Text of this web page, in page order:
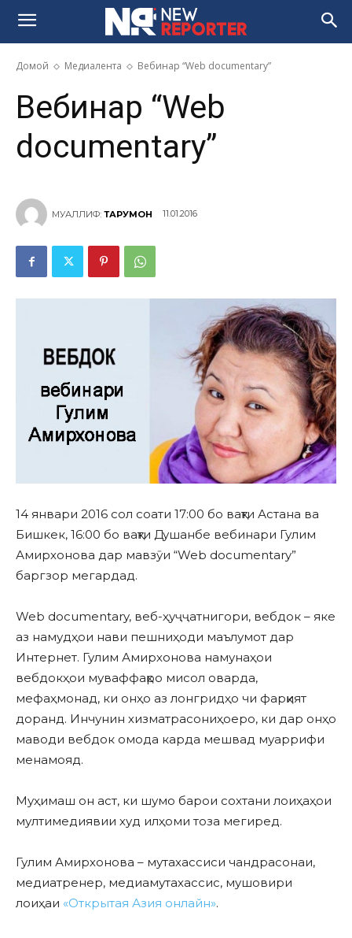
Домой Медиалента Вебинар “Web documentary”
Вебинар “Web
documentary”
МУАЛЛИФ: ТАРҶУМОН 11.01.2016
14 январи 2016 сол соати 17:00 бо вақти Астана ва
Бишкек, 16:00 бо вақти Душанбе вебинари Гулим
Амирхонова дар мавзӯи “Web documentary”
баргзор мегардад.
Web documentary, веб-ҳуҷҷатнигори, вебдок – яке
аз намудҳои нави пешниҳоди маълумот дар
Интернет. Гулим Амирхонова намунаҳои
вебдокҳои муваффақро мисол оварда,
мефаҳмонад, ки онҳо аз лонгридҳо чи фарқият
доранд. Инчунин хизматрасониҳоеро, ки дар онҳо
маводи вебдок омода карда мешвад муаррифи
менамояд.
Муҳимаш он аст, ки шумо барои сохтани лоиҳаҳои
мултимедиявии худ илҳоми тоза мегиред.
Гулим Амирхонова – мутахассиси чандрасонаи,
медиатренер, медиамутахассис, мушовири
лоиҳаи «Открытая Азия онлайн».